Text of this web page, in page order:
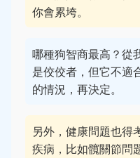
你會累垮。
哪種狗智商最高？從
是佼佼者，但它不適
的情況，再決定。
另外，健康問題也得
疾病，比如髖關節問